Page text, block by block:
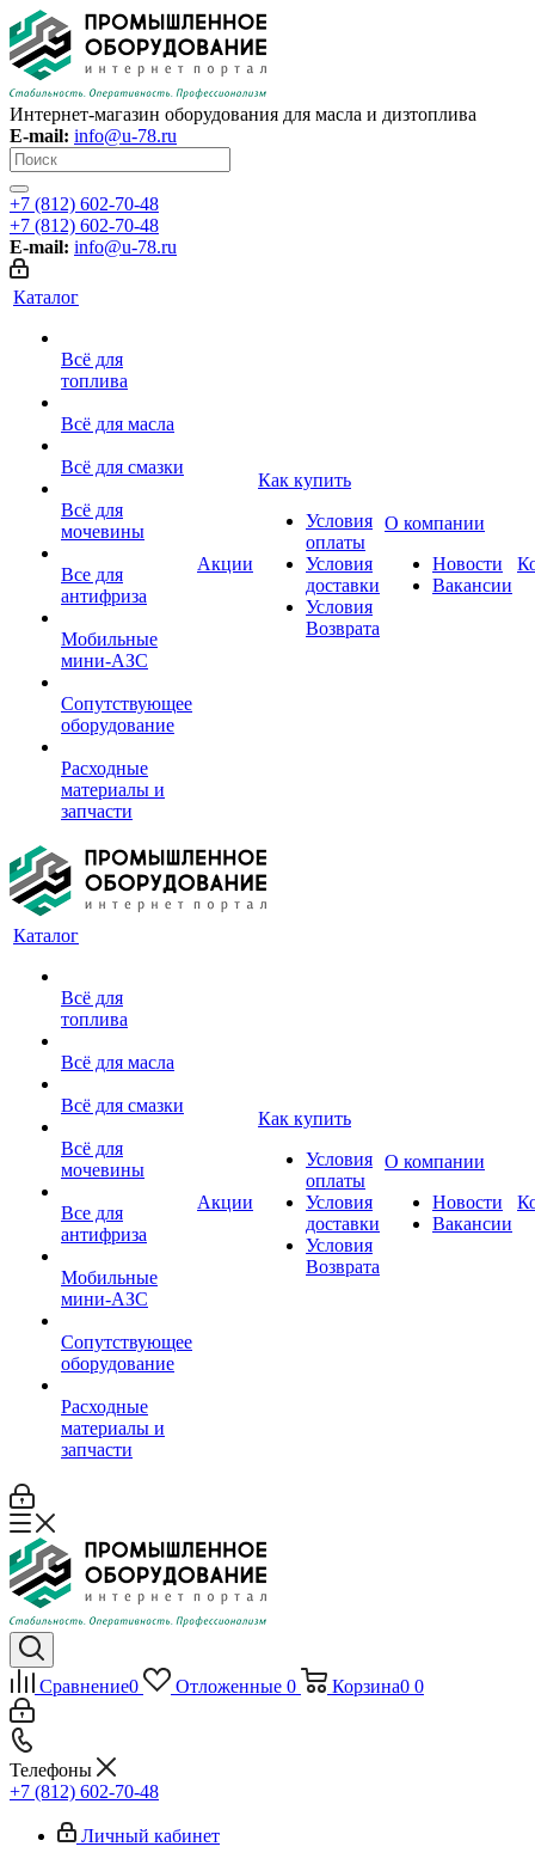
Интернет-магазин оборудования для масла и дизтоплива
E-mail: info@u-78.ru
+7 (812) 602-70-48
+7 (812) 602-70-48
E-mail: info@u-78.ru
Каталог
Всё для
топлива
Всё для масла
Всё для смазки
Всё для
мочевины
Все для
антифриза
Мобильные
мини-АЗС
Сопутствующее
оборудование
Расходные
материалы и
запчасти
Акции
Как купить
Условия
оплаты
Условия
доставки
Условия
Возврата
О компании
Новости
Вакансии
Каталог
Всё для
топлива
Всё для масла
Всё для смазки
Всё для
мочевины
Все для
антифриза
Мобильные
мини-АЗС
Сопутствующее
оборудование
Расходные
материалы и
запчасти
Акции
Как купить
Условия
оплаты
Условия
доставки
Условия
Возврата
О компании
Новости
Вакансии
Сравнение0 Отложенные 0 Корзина0 0
Телефоны
+7 (812) 602-70-48
Личный кабинет